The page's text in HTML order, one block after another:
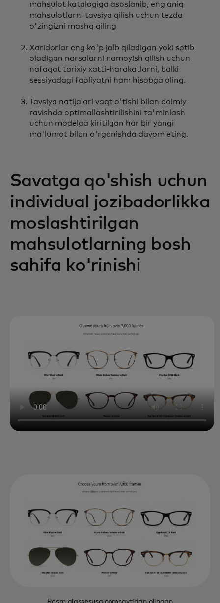
mahsulot katalogiga asoslanib, eng aniq
mahsulotlarni tavsiya qilish uchun tezda
o'zingizni mashq qiling
Xaridorlar eng ko'p jalb qiladigan yoki sotib
oladigan narsalarni namoyish qilish uchun
nafaqat tarixiy xatti-harakatlarni, balki
sessiyadagi faoliyatni ham hisobga oling.
Tavsiya natijalari vaqt o'tishi bilan doimiy
ravishda optimallashtirilishini ta'minlash
uchun modelga kiritilgan har bir yangi
ma'lumot bilan o'rganishda davom eting.
Savatga qo'shish uchun
individual jozibadorlikka
moslashtirilgan
mahsulotlarning bosh
sahifa ko'rinishi
Rasm glassesusa.comsaytidan olingan